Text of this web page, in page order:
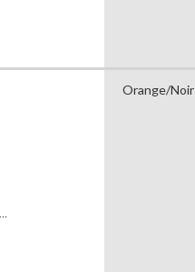
Orange/Noir